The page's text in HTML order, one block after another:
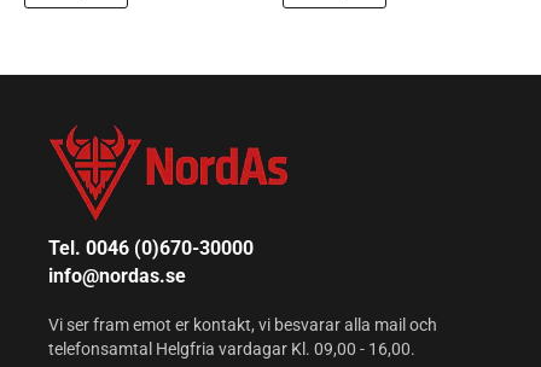
Tel. 0046 (0)670-30000
info@nordas.se
Vi ser fram emot er kontakt, vi besvarar alla mail och
telefonsamtal Helgfria vardagar Kl. 09,00 - 16,00.